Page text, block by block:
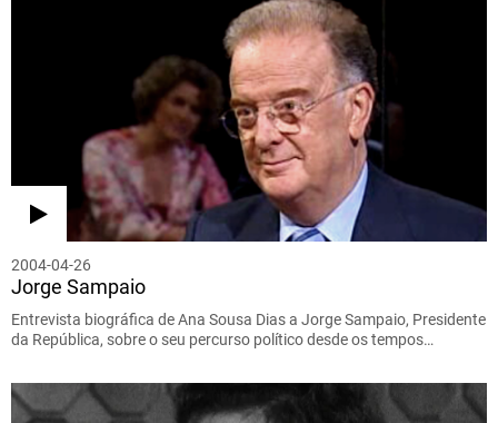
2004-04-26
Jorge Sampaio
Entrevista biográfica de Ana Sousa Dias a Jorge Sampaio, Presidente
da República, sobre o seu percurso político desde os tempos…